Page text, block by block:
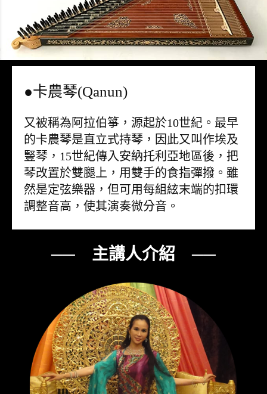
●卡農琴(Qanun)
又被稱為阿拉伯箏，源起於10世紀。最早
的卡農琴是直立式持琴，因此又叫作埃及
豎琴，15世紀傳入安納托利亞地區後，把
琴改置於雙腿上，用雙手的食指彈撥。雖
然是定弦樂器，但可用每組絃末端的扣環
調整音高，使其演奏微分音。
── 主講人介紹 ──